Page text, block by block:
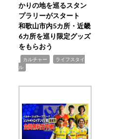
かりの地を巡るスタン
プラリーがスタート
和歌山市内5カ所・近畿
6カ所を巡り限定グッズ
をもらおう
カルチャー
ライフスタイ
ル